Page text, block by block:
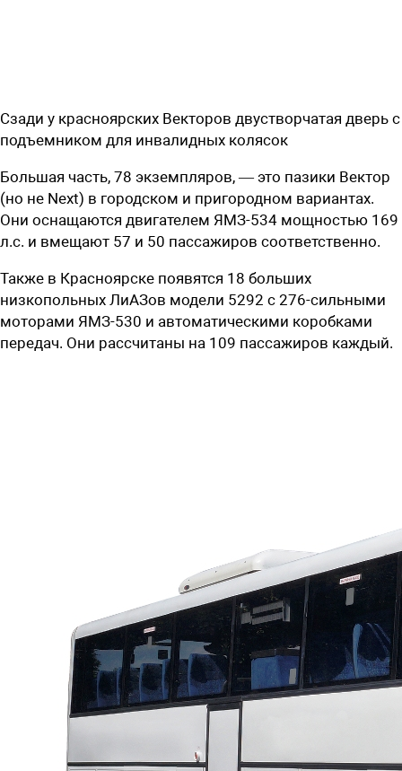
Сзади у красноярских Векторов двустворчатая дверь с
подъемником для инвалидных колясок
Большая часть, 78 экземпляров, — это пазики Вектор
(но не Next) в городском и пригородном вариантах.
Они оснащаются двигателем ЯМЗ-534 мощностью 169
л.с. и вмещают 57 и 50 пассажиров соответственно.
Также в Красноярске появятся 18 больших
низкопольных ЛиАЗов модели 5292 с 276-сильными
моторами ЯМЗ-530 и автоматическими коробками
передач. Они рассчитаны на 109 пассажиров каждый.